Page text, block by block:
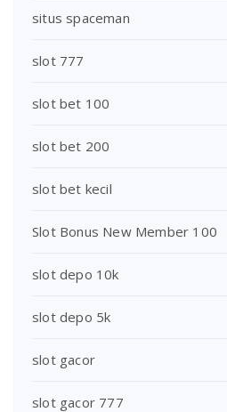
situs spaceman
slot 777
slot bet 100
slot bet 200
slot bet kecil
Slot Bonus New Member 100
slot depo 10k
slot depo 5k
slot gacor
slot gacor 777